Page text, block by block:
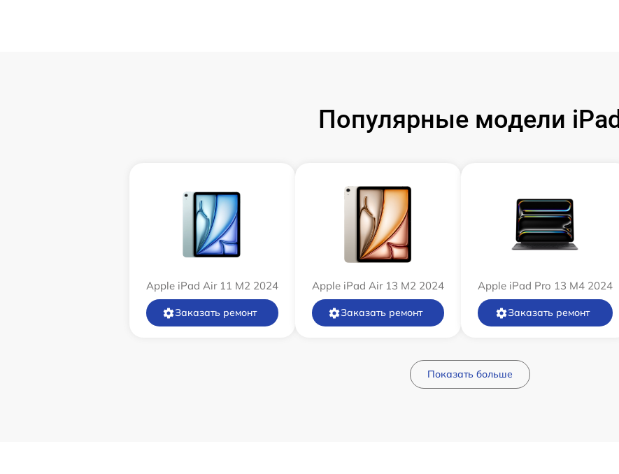
Популярные модели iPad
Apple iPad Air 11 M2 2024
Заказать ремонт
Apple iPad Air 13 M2 2024
Заказать ремонт
Apple iPad Pro 13 M4 2024
Заказать ремонт
Показать больше